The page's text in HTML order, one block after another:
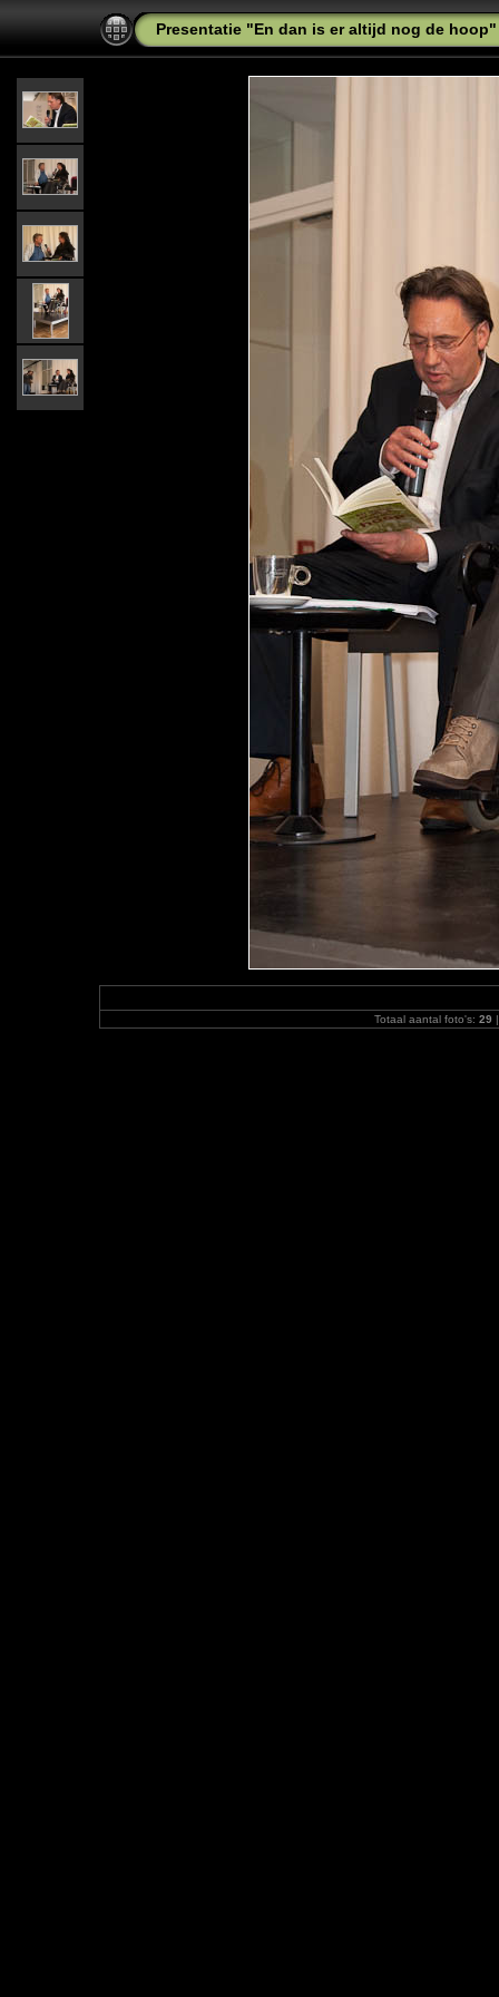
Presentatie "En dan is er altijd nog de hoop"
Totaal aantal foto's: 29